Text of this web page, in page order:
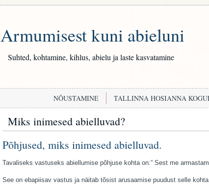
Armumisest kuni abieluni
Suhted, kohtamine, kihlus, abielu ja laste kasvatamine
NÕUSTAMINE TALLINNA HOSIANNA
Miks inimesed abielluvad?
Põhjused, miks inimesed abielluvad.
Tavaliseks vastuseks abiellumise põhjuse kohta on:” Sest me
See on ebapiisav vastus ja näitab tõsist arusaamise puudust selle